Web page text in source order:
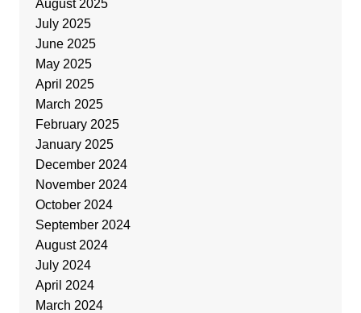
August 2025
July 2025
June 2025
May 2025
April 2025
March 2025
February 2025
January 2025
December 2024
November 2024
October 2024
September 2024
August 2024
July 2024
April 2024
March 2024